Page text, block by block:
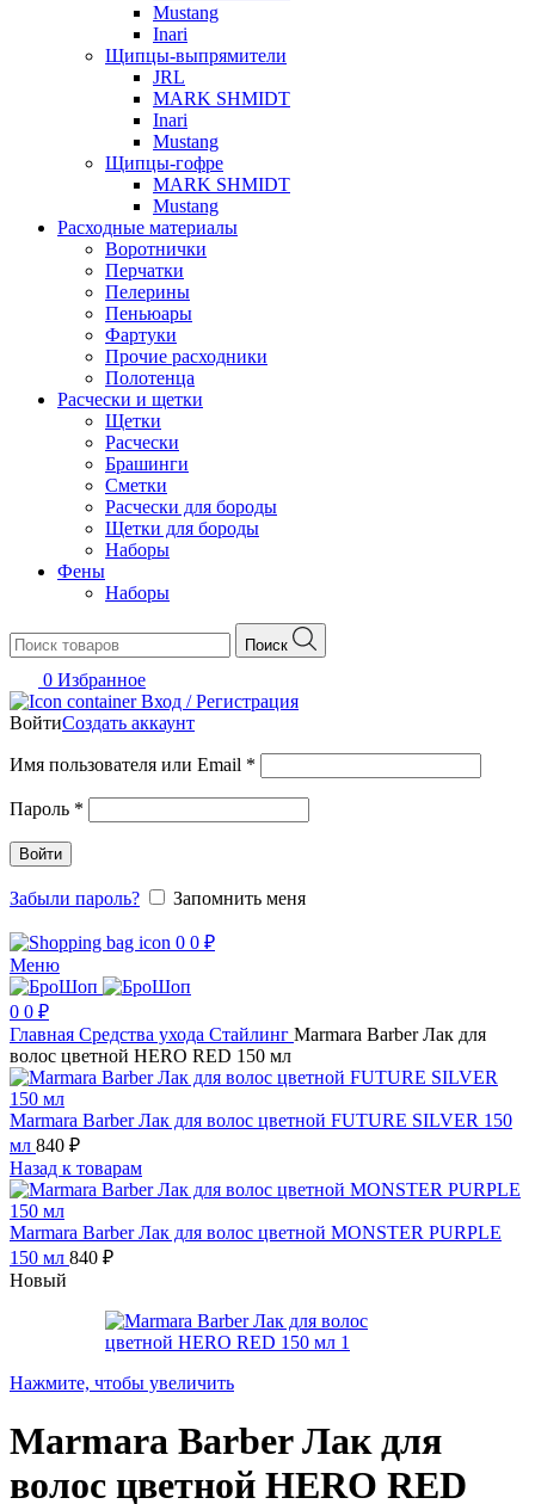
Mustang
Inari
Щипцы-выпрямители
JRL
MARK SHMIDT
Inari
Mustang
Щипцы-гофре
MARK SHMIDT
Mustang
Расходные материалы
Воротнички
Перчатки
Пелерины
Пеньюары
Фартуки
Прочие расходники
Полотенца
Расчески и щетки
Щетки
Расчески
Брашинги
Сметки
Расчески для бороды
Щетки для бороды
Наборы
Фены
Наборы
Поиск
0 Избранное
Вход / Регистрация
ВойтиСоздать аккаунт
Имя пользователя или Email *
Пароль *
Войти
Забыли пароль? Запомнить меня
0 0 ₽
Меню
0 0 ₽
Главная Средства ухода Стайлинг Marmara Barber Лак для
волос цветной HERO RED 150 мл
Marmara Barber Лак для волос цветной FUTURE SILVER 150
мл 840 ₽
Назад к товарам
Marmara Barber Лак для волос цветной MONSTER PURPLE
150 мл 840 ₽
Новый
Нажмите, чтобы увеличить
Marmara Barber Лак для
волос цветной HERO RED